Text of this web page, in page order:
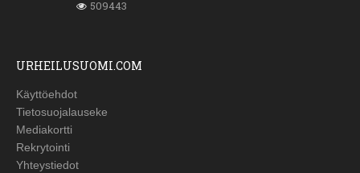
509443
URHEILUSUOMI.COM
Käyttöehdot
Tietosuojalauseke
Mediakortti
Rekrytointi
Yhteystiedot